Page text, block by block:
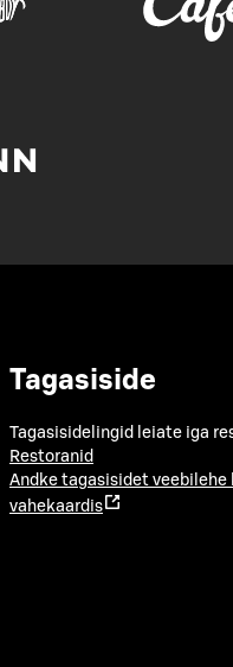
Tagasiside
Tagasisidelingid leiate iga
Restoranid
Andke tagasisidet veebilehe
vahekaardis